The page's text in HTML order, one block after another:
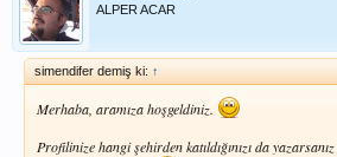
ALPER ACAR
simendifer demiş ki: ↑
Merhaba, aramıza hoşgeldiniz.
Profilinize hangi şehirden katıldığınızı da